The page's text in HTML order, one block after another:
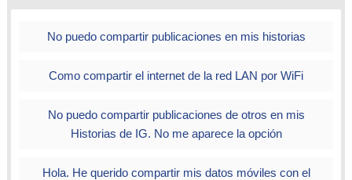
No puedo compartir publicaciones en mis historias
Como compartir el internet de la red LAN por WiFi
No puedo compartir publicaciones de otros en mis
Historias de IG. No me aparece la opción
Hola. He querido compartir mis datos móviles con el